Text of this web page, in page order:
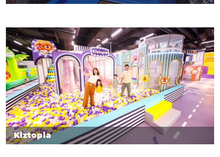
Kiztopia